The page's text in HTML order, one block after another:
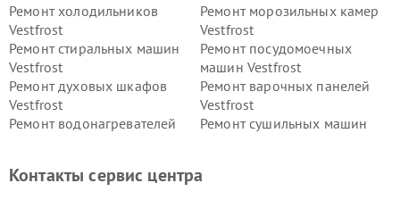
Ремонт холодильников
Vestfrost
Ремонт морозильных камер
Vestfrost
Ремонт стиральных машин
Vestfrost
Ремонт посудомоечных
машин Vestfrost
Ремонт духовых шкафов
Vestfrost
Ремонт варочных панелей
Vestfrost
Ремонт водонагревателей
Ремонт сушильных машин
Vestfrost
Контакты сервис центра